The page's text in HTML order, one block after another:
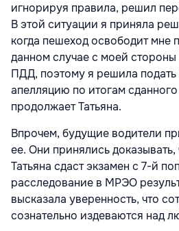
игнорируя правила, решил
В этой ситуации я приняла
когда пешеход освободит мне
данном случае с моей
ПДД, поэтому я решила
апелляцию по итогам
продолжает Татьяна.
Впрочем, будущие водители
ее. Они принялись
Татьяна сдаст экзамен с 7-й
расследование в МРЭО
высказала уверенность, что
сознательно издеваются над